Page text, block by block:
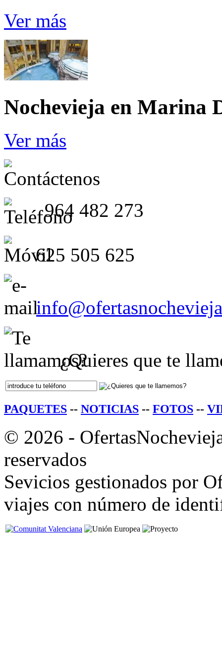
Ver más
Nochevieja en Marina
Ver más
964 482 273
625 505 625
¿Quieres que te
PAQUETES -- NOTICIAS -- FOTOS --
© 2026 -
reservados
Sevicios gestionados por
viajes con número de